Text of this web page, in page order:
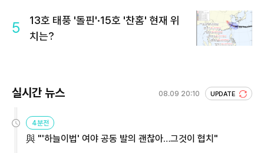
5
13호 태풍 '돌핀'·15호 '찬홈' 현재 위
치는?
실시간 뉴스 08.09 20:10 UPDATE
4분전
與 "'하늘이법' 여야 공동 발의 괜찮아…그것이 협치"